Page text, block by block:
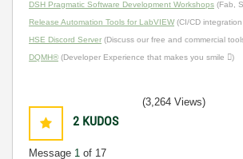
DSH Pragmatic Software Development Workshops (Fab,
Release Automation Tools for LabVIEW(CI/CD
HSE Discord Server (Discuss our free and commercial
DQMH® (Developer Experience that makes you smile )
2 KUDOS
Message 1 of 17
(3,264 Views)